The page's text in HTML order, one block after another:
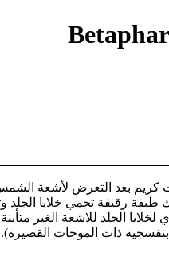
كريم بعد التعرض لأشعة
رقيقة تحمي خلايا الجلد
الجلد للاشعة الغير
بنفسجية ذات الموجات